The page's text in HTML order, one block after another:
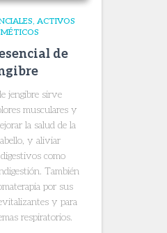
ACTIVOS
de
jengibre sirve
musculares y
la salud de la
y aliviar
como
También
por sus
y para
respiratorios.